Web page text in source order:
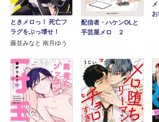
ときメロっ！ 死亡フ
ラグをぶっ壊せ！
藤並みなと 南月ゆう
配信者・ハケンOLと
手芸屋メロ ２